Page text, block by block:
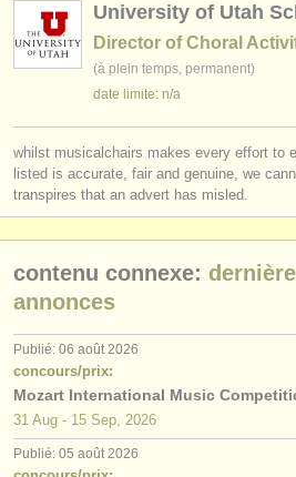
a propos de musicalchairs
contactez nous
rss feeds
actualités musique classique
find out about our
ATSfaq
s'identifier
University of Utah
Director of Choral
(à plein temps, permanent)
date limite: n/a
whilst musicalchairs makes every effort to
listed is accurate, fair and genuine, we
transpires that an advert has misled.
contenu connexe:
annonces
Publié: 06 août 2026
concours/prix:
Mozart International Music
31 Aug - 15 Sep, 2026
Publié: 05 août 2026